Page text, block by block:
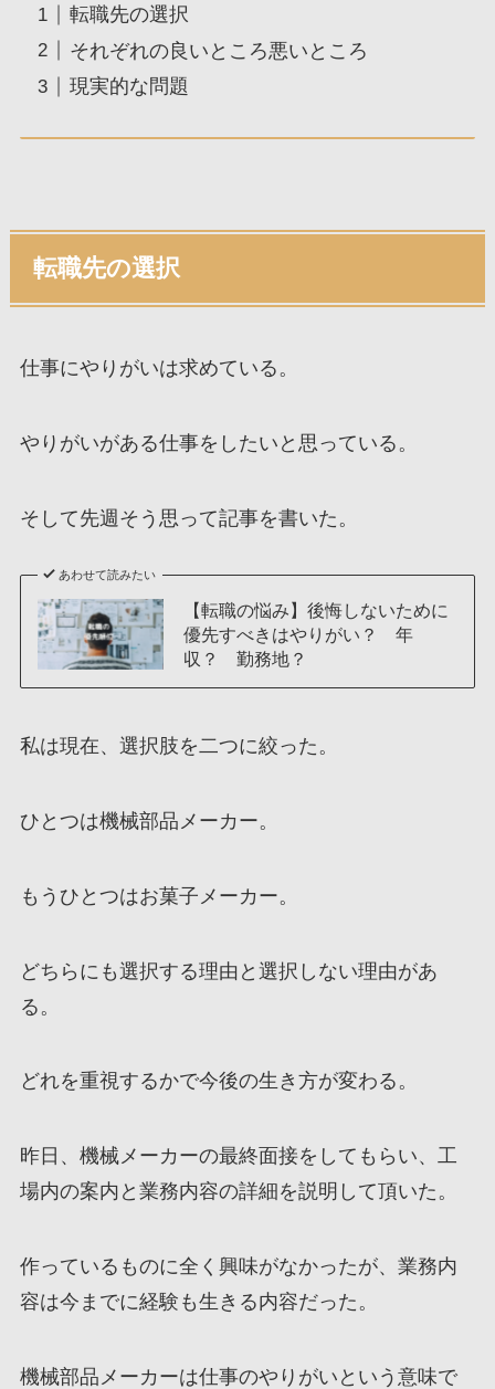
転職先の選択
それぞれの良いところ悪いところ
現実的な問題
転職先の選択
仕事にやりがいは求めている。
やりがいがある仕事をしたいと思っている。
そして先週そう思って記事を書いた。
あわせて読みたい
【転職の悩み】後悔しないために
優先すべきはやりがい？ 年
収？ 勤務地？
私は現在、選択肢を二つに絞った。
ひとつは機械部品メーカー。
もうひとつはお菓子メーカー。
どちらにも選択する理由と選択しない理由があ
る。
どれを重視するかで今後の生き方が変わる。
昨日、機械メーカーの最終面接をしてもらい、工
場内の案内と業務内容の詳細を説明して頂いた。
作っているものに全く興味がなかったが、業務内
容は今までに経験も生きる内容だった。
機械部品メーカーは仕事のやりがいという意味で